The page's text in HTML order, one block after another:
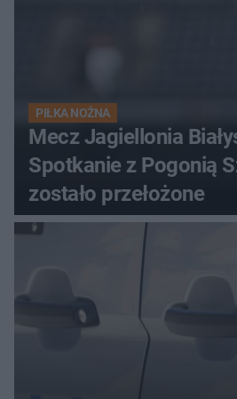
PIŁKA NOŻNA
Mecz Jagiellonia
Spotkanie z Pogonią
zostało przełożone